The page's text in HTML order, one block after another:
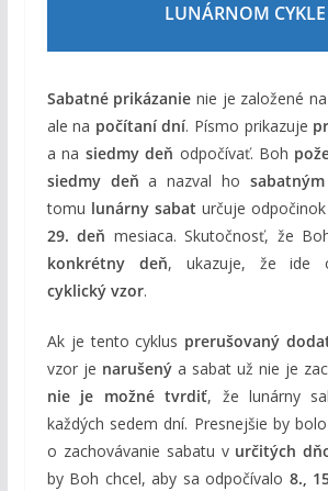
LUNÁRNOM CYKLE
Sabatné prikázanie nie je založené
ale na počítaní dní. Písmo prikazuje
a na siedmy deň odpočívať. Boh
siedmy deň a nazval ho
tomu lunárny sabat určuje
29. deň mesiaca. Skutočnosť, že
konkrétny deň, ukazuje, že ide
cyklický vzor.
Ak je tento cyklus prerušovaný
vzor je narušenýa sabat už nie je
nie je možné tvrdiť, že lunárny
každých sedem dní. Presnejšie by
o zachovávanie sabatu v určitých
by Boh chcel, aby sa odpočívalo 8.,